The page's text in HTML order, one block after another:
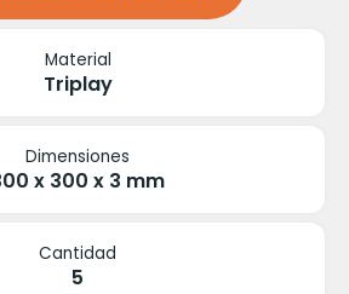
Material
Triplay
Dimensiones
x 300 x 3 mm
Cantidad
5